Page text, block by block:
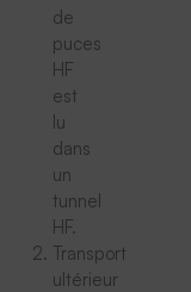
de
puces
HF
est
lu
dans
un
tunnel
HF.
Transport
ultérieur